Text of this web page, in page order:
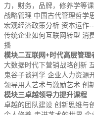
力，财务，品牌，修养学等课
战略管理 中国古代管理哲学
宏观经济政策分析 资本运作
传统企业如何互联网转型 消
播
模块二互联网+时代高层管理
大数据时代下营销战略创新
鬼谷子谈判学 企业人力资源
领导用人艺术与激励艺术 创
模块三卓越领导力提升课程
卓越的团队建设 创新思维与